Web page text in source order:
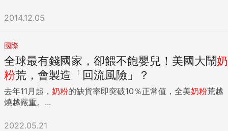
2014.12.05
國際
全球最有錢國家，卻餵不飽嬰兒！美國大鬧奶
粉荒，會製造「回流風險」？
去年11月起， 奶粉的缺貨率即突破10％正常值，全美奶粉荒越
燒越嚴重。...
2022.05.21